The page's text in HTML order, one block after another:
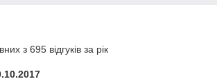
з 695 відгуків за рік